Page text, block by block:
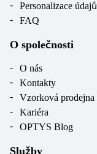
Personalizace údajů
FAQ
O společnosti
O nás
Kontakty
Vzorková prodejna
Kariéra
OPTYS Blog
Služby